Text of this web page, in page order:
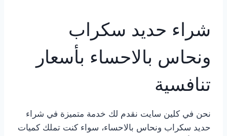
شراء حديد سكراب
ونحاس بالاحساء بأسعار
تنافسية
نحن في كلين سايت نقدم لك خدمة متميزة في شراء
حديد سكراب ونحاس بالاحساء، سواء كنت تملك كميات